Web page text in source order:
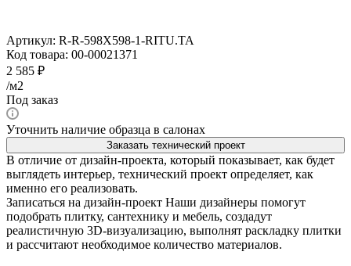
Артикул: R-R-598X598-1-RITU.TA
Код товара: 00-00021371
2 585 ₽
/м2
Под заказ
Уточнить наличие образца в салонах
Заказать технический проект
В отличие от дизайн-проекта, который показывает, как будет
выглядеть интерьер, технический проект определяет, как
именно его реализовать.
Записаться на дизайн-проект Наши дизайнеры помогут
подобрать плитку, сантехнику и мебель, создадут
реалистичную 3D-визуализацию, выполнят раскладку плитки
и рассчитают необходимое количество материалов.